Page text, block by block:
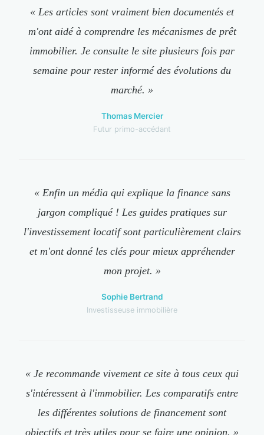
« Les articles sont vraiment bien documentés et
m'ont aidé à comprendre les mécanismes de prêt
immobilier. Je consulte le site plusieurs fois par
semaine pour rester informé des évolutions du
marché. »
Thomas Mercier
Futur primo-accédant
« Enfin un média qui explique la finance sans
jargon compliqué ! Les guides pratiques sur
l'investissement locatif sont particulièrement clairs
et m'ont donné les clés pour mieux appréhender
mon projet. »
Sophie Bertrand
Investisseuse immobilière
« Je recommande vivement ce site à tous ceux qui
s'intéressent à l'immobilier. Les comparatifs entre
les différentes solutions de financement sont
objectifs et très utiles pour se faire une opinion. »